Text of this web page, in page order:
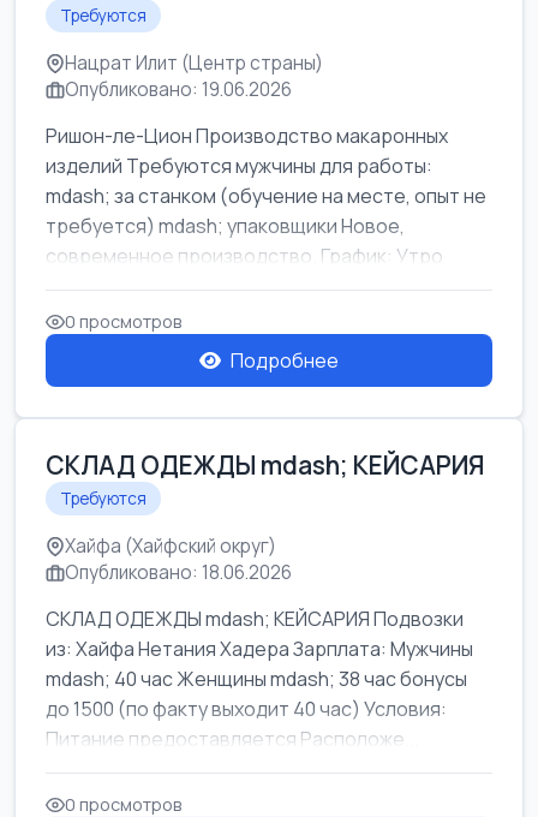
Требуются
Нацрат Илит (Центр страны)
Опубликовано: 19.06.2026
Ришон-ле-Цион Производство макаронных
изделий Требуются мужчины для работы:
mdash; за станком (обучение на месте, опыт не
требуется) mdash; упаковщики Новое,
современное производство. График: Утро
mda...
0 просмотров
Подробнее
СКЛАД ОДЕЖДЫ mdash; КЕЙСАРИЯ
Требуются
Хайфа (Хайфский округ)
Опубликовано: 18.06.2026
СКЛАД ОДЕЖДЫ mdash; КЕЙСАРИЯ Подвозки
из: Хайфа Нетания Хадера Зарплата: Мужчины
mdash; 40 час Женщины mdash; 38 час бонусы
до 1500 (по факту выходит 40 час) Условия:
Питание предоставляется Расположе...
0 просмотров